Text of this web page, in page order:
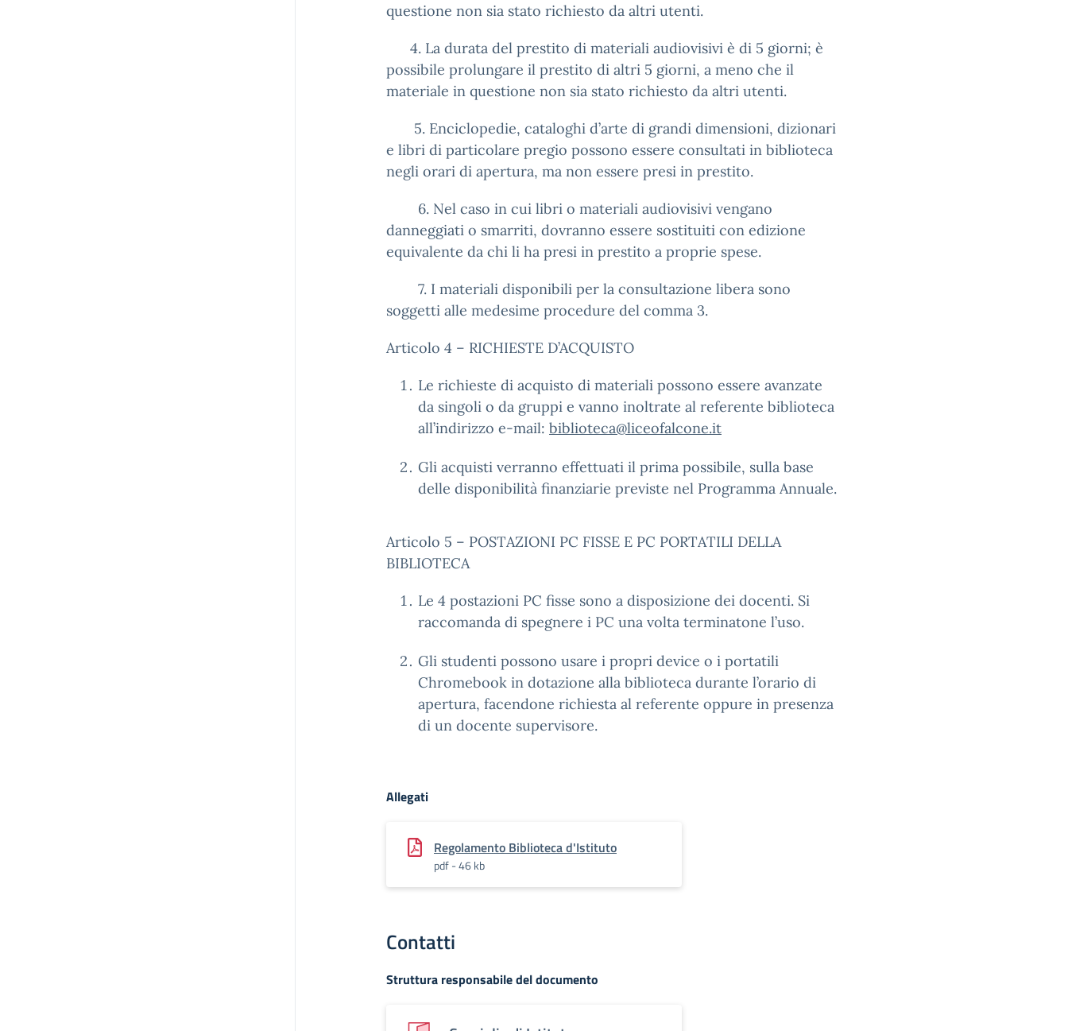
questione non sia stato richiesto da altri utenti.
4. La durata del prestito di materiali audiovisivi è di 5 giorni; è
possibile prolungare il prestito di altri 5 giorni, a meno che il
materiale in questione non sia stato richiesto da altri utenti.
5. Enciclopedie, cataloghi d’arte di grandi dimensioni, dizionari
e libri di particolare pregio possono essere consultati in biblioteca
negli orari di apertura, ma non essere presi in prestito.
6. Nel caso in cui libri o materiali audiovisivi vengano
danneggiati o smarriti, dovranno essere sostituiti con edizione
equivalente da chi li ha presi in prestito a proprie spese.
7. I materiali disponibili per la consultazione libera sono
soggetti alle medesime procedure del comma 3.
Articolo 4 – RICHIESTE D’ACQUISTO
Le richieste di acquisto di materiali possono essere avanzate
da singoli o da gruppi e vanno inoltrate al referente biblioteca
all’indirizzo e-mail: biblioteca@liceofalcone.it
Gli acquisti verranno effettuati il prima possibile, sulla base
delle disponibilità finanziarie previste nel Programma Annuale.
Articolo 5 – POSTAZIONI PC FISSE E PC PORTATILI DELLA
BIBLIOTECA
Le 4 postazioni PC fisse sono a disposizione dei docenti. Si
raccomanda di spegnere i PC una volta terminatone l’uso.
Gli studenti possono usare i propri device o i portatili
Chromebook in dotazione alla biblioteca durante l’orario di
apertura, facendone richiesta al referente oppure in presenza
di un docente supervisore.
Allegati
Regolamento Biblioteca d'Istituto
pdf - 46 kb
Contatti
Struttura responsabile del documento